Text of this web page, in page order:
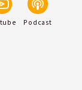
Podcast